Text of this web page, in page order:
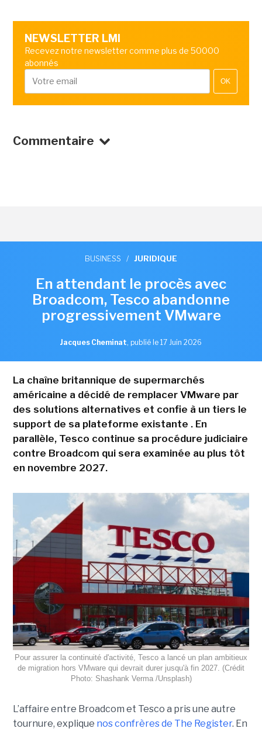
NEWSLETTER LMI
Recevez notre newsletter comme plus de 50000
abonnés
OK
Commentaire
BUSINESS / JURIDIQUE
En attendant le procès avec
Broadcom, Tesco abandonne
progressivement VMware
Jacques Cheminat, publié le 17 Juin 2026
La chaîne britannique de supermarchés
américaine a décidé de remplacer VMware par
des solutions alternatives et confie à un tiers le
support de sa plateforme existante . En
parallèle, Tesco continue sa procédure judiciaire
contre Broadcom qui sera examinée au plus tôt
en novembre 2027.
Pour assurer la continuité d'activité, Tesco a lancé un plan ambitieux
de migration hors VMware qui devrait durer jusqu'à fin 2027. (Crédit
Photo: Shashank Verma /Unsplash)
L’affaire entre Broadcom et Tesco a pris une autre
tournure, explique nos confrères de The Register. En